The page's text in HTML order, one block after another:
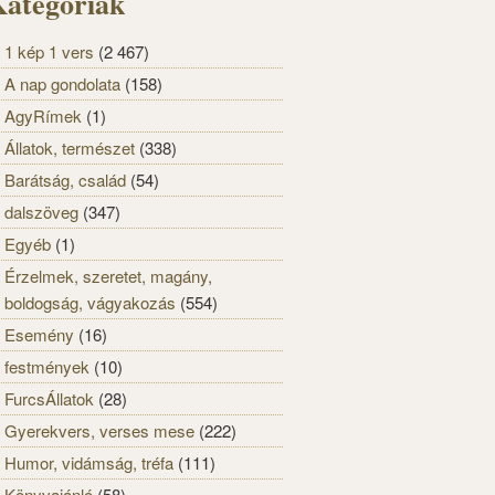
1 kép 1 vers (2 467)
A nap gondolata (158)
AgyRímek (1)
Állatok, természet (338)
Barátság, család (54)
dalszöveg (347)
Egyéb (1)
Érzelmek, szeretet, magány,
boldogság, vágyakozás (554)
Esemény (16)
festmények (10)
FurcsÁllatok (28)
Gyerekvers, verses mese (222)
Humor, vidámság, tréfa (111)